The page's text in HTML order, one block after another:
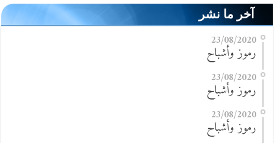
آخر ما نشر
23/08/2020
رموز وأشباح
23/08/2020
رموز وأشباح
23/08/2020
رموز وأشباح